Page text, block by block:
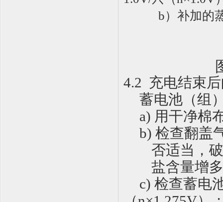
b）补加的
4.2 充电结束
蓄电池（组
a) 用干净棉
b) 检查翻盖
否适当，
盐含量增
c) 检查蓄电